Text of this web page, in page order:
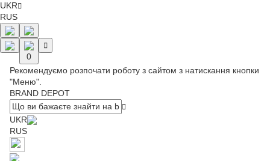
UKR
RUS
0
Рекомендуємо розпочати роботу з сайтом з натискання кнопки
"Меню".
BRAND DEPOT
UKR
RUS